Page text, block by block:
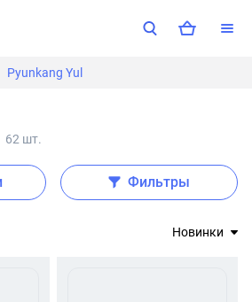
Pyunkang Yul
62 шт.
Фильтры
Новинки